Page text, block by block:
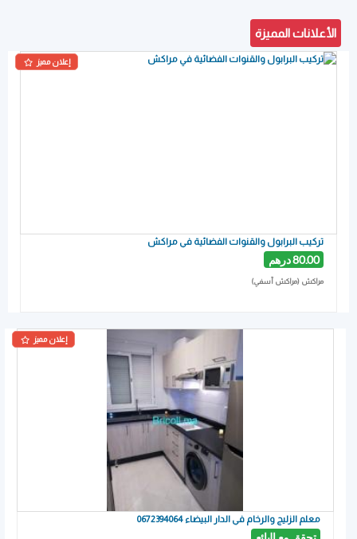
الأعلانات المميزة
إعلان مميز
تركيب البرابول والقنوات الفضائية في مراكش
80.00 درهم
مراكش (مراكش آسفي)
إعلان مميز
معلم الزليج والرخام في الدار البيضاء 0672394064